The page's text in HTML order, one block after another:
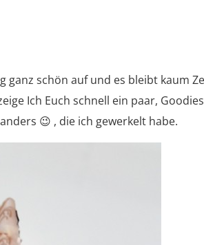
ganz schön auf und es bleibt kaum
Ich Euch schnell ein paar,
😉 , die ich gewerkelt habe.